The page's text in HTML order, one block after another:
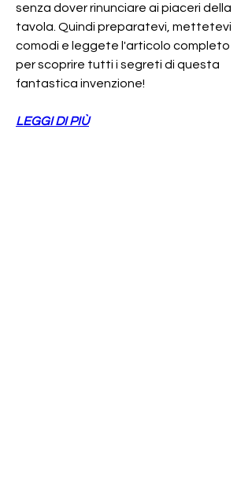
senza dover rinunciare ai piaceri della
tavola. Quindi preparatevi, mettetevi
comodi e leggete l'articolo completo
per scoprire tutti i segreti di questa
fantastica invenzione!
LEGGI DI PIÙ